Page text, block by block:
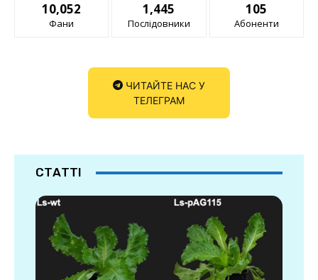
10,052
Фани
1,445
Послідовники
105
Абоненти
ЧИТАЙТЕ НАС У
ТЕЛЕГРАМ
СТАТТІ